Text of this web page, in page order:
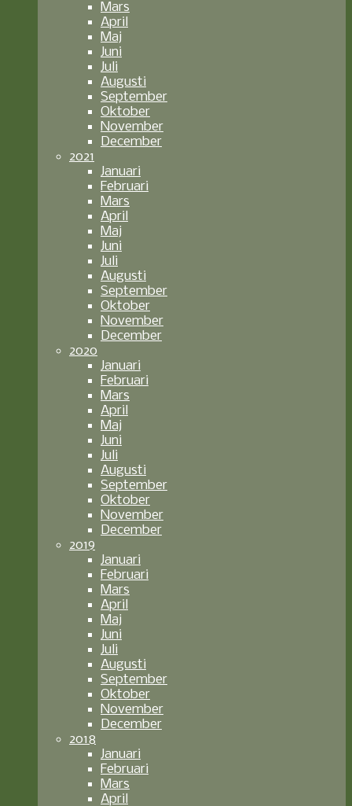
Mars
April
Maj
Juni
Juli
Augusti
September
Oktober
November
December
2021
Januari
Februari
Mars
April
Maj
Juni
Juli
Augusti
September
Oktober
November
December
2020
Januari
Februari
Mars
April
Maj
Juni
Juli
Augusti
September
Oktober
November
December
2019
Januari
Februari
Mars
April
Maj
Juni
Juli
Augusti
September
Oktober
November
December
2018
Januari
Februari
Mars
April